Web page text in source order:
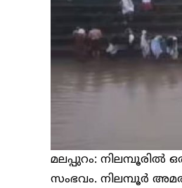
മലപ്പുറം:
സംഭവം. നിലമ്പൂർ